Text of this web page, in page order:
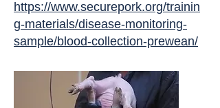
https://www.securepork.org/trainin
g-materials/disease-monitoring-
sample/blood-collection-prewean/